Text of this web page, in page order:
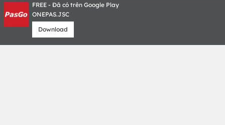
FREE - Đã có trên Google Play
ONEPAS.JSC
Download